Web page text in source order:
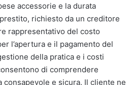
accessorie e la durata
richiesto da un creditore
rappresentativo del costo
l’apertura e il pagamento del
della pratica e i costi
di comprendere
e sicura. Il cliente ne